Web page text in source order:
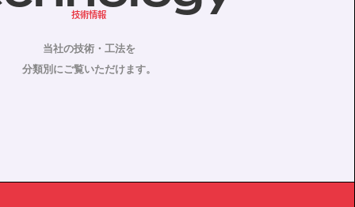
技術情報
当社の技術・工法を
分類別にご覧いただけます。